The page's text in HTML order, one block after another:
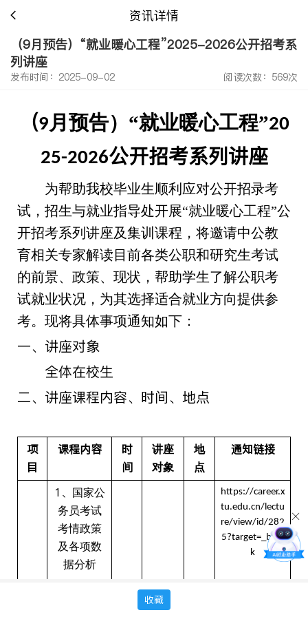
资讯详情
（9月预告）“就业暖心工程”2025-2026公开招考系
列讲座
发布时间：2025-09-02 阅读次数：569次
（9 月预告） “就业暖心工程”20
25-2026公开招考系列讲座
为帮助我校毕业生顺利应对公开招录考
试，招生与就业指导处开展“就业暖心工程”公
开招考系列讲座及集训课程，将邀请中公教
育相关专家解读目前各类公职和研究生考试
的前景、政策、现状，帮助学生了解公职考
试就业状况，为其选择适合就业方向提供参
考。现将具体事项通知如下：
一、 讲座对象
全体在校生
二、 讲座课程内容、时间、地点
项
目
课程内容
时
间
讲座
对象
地
点
通知链接
1、
国家公
务员考试
考情政策
及各项数
据分析
2022-2
级
https://career.x
tu.edu.cn/lectu
re/view/id/282
5?target=_blan
k
收藏